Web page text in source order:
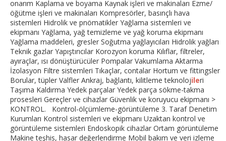
onarım Kaplama ve boyama Kaynak işleri ve makinaları Ezme/
öğütme işleri ve makinaları Kompresörler, basınçlı hava
sistemleri Hidrolik ve pnömatikler Yağlama sistemleri ve
ekipmanı Yağlama, yağ temizleme ve yağ koruma ekipmanı
Yağlama maddeleri, gresler Soğutma yağlayıcıları Hidrolik yağları
Teknik gazlar Yapıştırıcılar Korozyon koruma Kılıflar, filtreler,
ayıraçlar, ısı dönüştürücüler Pompalar Vakumlama Aktarma
İzolasyon Filtre sistemleri Tıkaçlar, contalar Hortum ve fittingsler
Borular, tüpler Valfler Ankraj, bağlantı, kilitleme teknolojileri
Taşıma Kaldırma Yedek parçalar Yedek parça sökme-takma
prosesleri Gereçler ve cihazlar Güvenlik ve koruyucu ekipmanı >
KONTROL. Kontrol-ölçümleme-görüntüleme 3. Taraf Denetim
Kurumları Kontrol sistemleri ve ekipmanı Uzaktan kontrol ve
görüntüleme sistemleri Endoskopik cihazlar Ortam görüntüleme
Makine teşhis, hasar değerlendirme Mobil bakım ve veri izleme